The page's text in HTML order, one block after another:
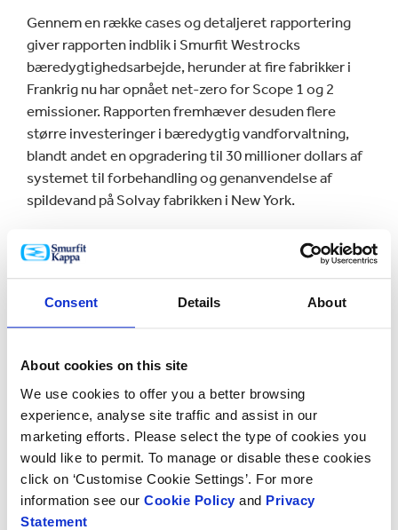
Consent Details About
About cookies on this site
We use cookies to offer you a better browsing
experience, analyse site traffic and assist in our
marketing efforts. Please select the type of cookies you
would like to permit. To manage or disable these cookies
click on ‘Customise Cookie Settings’. For more
information see our Cookie Policy and Privacy
Statement
Gennem en række cases og detaljeret rapportering
giver rapporten indblik i Smurfit Westrocks
bæredygtighedsarbejde, herunder at fire fabrikker i
Frankrig nu har opnået net-zero for Scope 1 og 2
emissioner. Rapporten fremhæver desuden flere
større investeringer i bæredygtig vandforvaltning,
blandt andet en opgradering til 30 millioner dollars af
systemet til forbehandling og genanvendelse af
spildevand på Solvay fabrikken i New York.
og lokalsamfund fremhæves samarbejde med
Forestry Stewardship Council™ (FSC) om yderligere
styrkelse af chain of custody standarder samt et
samarbejde med World Wildlife Federation om
tusindvis af skolebørn i Colombia.
Tony Smurfit, President and CEO for Smurfit
Westrock, udtaler: “Vi ser på det forretningsmæssige
potentiale i alt, hvad vi gør, og bæredygtighed er
ingen undtagelse. På tværs af markeder, hvor vi
opererer, forventer interessenter som kunder og
investorer fortsat handling på området, og vi har